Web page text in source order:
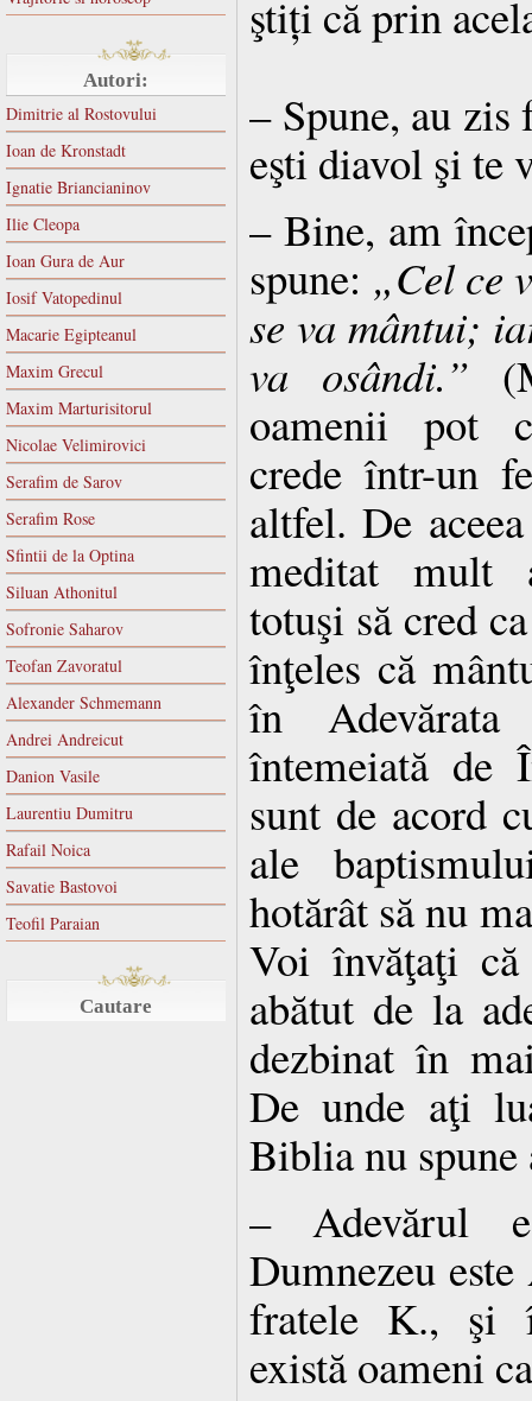
Autori:
Dimitrie al Rostovului
Ioan de Kronstadt
Ignatie Briancianinov
Ilie Cleopa
Ioan Gura de Aur
Iosif Vatopedinul
Macarie Egipteanul
Maxim Grecul
Maxim Marturisitorul
Nicolae Velimirovici
Serafim de Sarov
Serafim Rose
Sfintii de la Optina
Siluan Athonitul
Sofronie Saharov
Teofan Zavoratul
Alexander Schmemann
Andrei Andreicut
Danion Vasile
Laurentiu Dumitru
Rafail Noica
Savatie Bastovoi
Teofil Paraian
Cautare
ştiți că prin
– Spune, au
eşti diavol şi te
– Bine, am
spune: „Cel ce
se va mântui;
va osândi.”
oamenii pot
crede într-un
altfel. De
meditat mult
totuşi să cred
înţeles că
în
întemeiată de
sunt de acord
ale
hotărât să nu
Voi învăţaţi
abătut de la
dezbinat în
De unde aţi
Biblia nu spune
– Adevărul
Dumnezeu
fratele K., şi
există oameni